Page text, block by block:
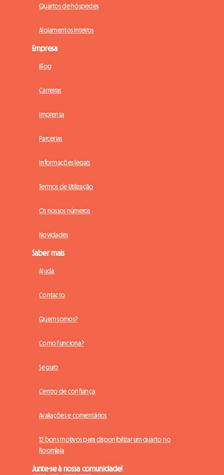
Quartos de hóspedes
Alojamentos inteiros
Empresa
Blog
Carreiras
Imprensa
Parcerias
Informações legais
Termos de Utilização
Os nossos números
Novidades
Saber mais
Ajuda
Contacto
Quem somos?
Como funciona?
Seguro
Centro de confiança
Avaliações e comentários
12 bons motivos para disponibilizar um quarto no
Roomlala
Junte-se à nossa comunidade!